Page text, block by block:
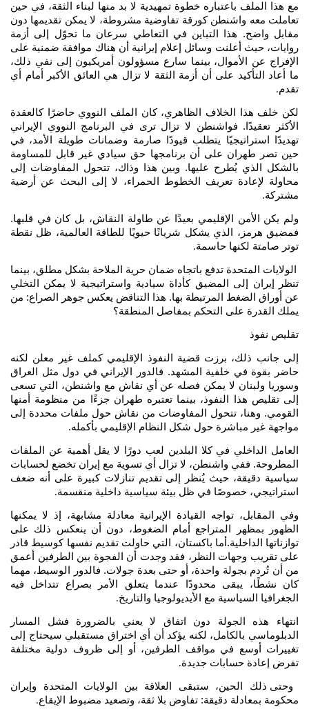
مع هذا الملف باعتباره خطوة تمهيدية لا بد منها لبناء الثقة، في حين
تعاملت معه واشنطن كورقة تفاوضية مشروطة، لا يمكن تقديمها دون
مقابل واضح. هذا التباين في التعاطي سرعان ما تحوّل إلى أزمة
روايات، حيث أعلنت وسائل إعلام إيرانية أن هناك موافقة ضمنية على
الإفراج عن الأموال، بينما سارع مسؤولون أمريكيون إلى نفي ذلك،
ما أعاد التأكيد على أن أزمة الثقة لا تزال هي العائق الأكبر أمام أي
تقدم.
لكن خلف هذا الخلاف الظاهري، كان الملف النووي حاضرًا كالعقدة
الأكثر تعقيدًا. فواشنطن لا تزال ترى في البرنامج النووي الإيراني
تهديدًا استراتيجيًا يتطلب قيودًا صارمة وضمانات طويلة الأمد، في
حين تصر طهران على أن برنامجها حق سيادي غير قابل للمساومة
بالشكل الذي يُطرح عليها. وبين هذا وذاك، تتحول المفاوضات إلى
محاولة لإعادة تعريف الخطوط الحمراء، لا إلى البحث عن أرضية
مشتركة.
ولم يكن الأمن الإقليمي بعيدًا عن طاولة النقاش، بل كان في قلبها.
فمضيق هرمز، الذي يشكل شريانًا حيويًا للطاقة العالمية، ظل نقطة
توتر صامتة لكنها حاسمة.
الولايات المتحدة تدفع باتجاه ضمان حرية الملاحة بشكل مطلق، بينما
تنظر إيران إلى المضيق كأداة سيادية واستراتيجية لا يمكن التخلي
عن أوراق الضغط المرتبطة بها. هذا التناقض يعكس جوهر الصراع: من
يملك القدرة على التحكم بمفاصل المنطقة؟
تقليص نفوذ
إلى جانب ذلك، برزت قضية النفوذ الإقليمي كملف غير معلن لكنه
حاضر بقوة في خلفية المشهد. فالدور الإيراني في دول مثل العراق
وسوريا ولبنان لا يمكن فصله عن أي نقاش مع واشنطن، التي تسعى
إلى تقليص هذا النفوذ، بينما تعتبره طهران جزءًا من منظومة أمنها
القومي. وهنا، تتحول المفاوضات من نقاش حول ملفات محددة إلى
مواجهة غير مباشرة حول شكل النظام الإقليمي بأكمله.
العامل الداخلي في كلا البلدين لعب دورًا لا يقل أهمية عن الملفات
المطروحة. ففي واشنطن، لا تزال أي تسوية مع إيران تخضع لحسابات
سياسية دقيقة، حيث يُنظر إلى تقديم تنازلات كبيرة على أنه ضعف
استراتيجي، خصوصًا في ظل بيئة سياسية داخلية منقسمة.
وفي المقابل، تواجه القيادة الإيرانية معادلة مشابهة، إذ لا يمكنها
الظهور بمظهر المتراجع أمام الضغوط، دون أن ينعكس ذلك على
توازناتها الداخلية.أما باكستان، التي حاولت تقديم نفسها كوسيط قادر
على تقريب وجهات النظر، فقد وجدت أن الفجوة بين الطرفين أعمق
من أن تُردم بجولة واحدة، أو حتى بعدة جولات. فالدور الوسيط، مهما
كان نشطًا، يبقى محدودًا عندما يتعلق الأمر بصراع تتداخل فيه
الجغرافيا السياسية مع الأيديولوجيا والتاريخ.
انتهاء هذه الجولة دون اتفاق لا يعني بالضرورة فشل المسار
الدبلوماسي بالكامل، لكنه يؤكد أن أي اختراق مستقبلي سيحتاج إلى
تغييرات أوسع في مواقف الطرفين، أو إلى ظروف دولية مختلفة
تفرض إعادة حسابات جديدة.
وحتى ذلك الحين، ستبقى العلاقة بين الولايات المتحدة وإيران
محكومة بمعادلة دقيقة: تفاوض بلا ثقة، وتصعيد مضبوط الإيقاع.